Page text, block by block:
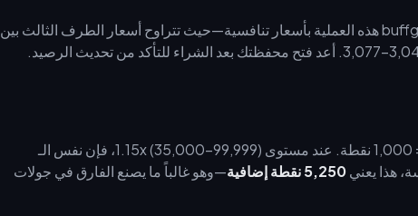
الموثوقة على buffget هذه العملية بأسعار تنافسية—حيث تتراوح أسعار الطرف الثالث بين
عند مستوى 1.0x (15,000–34,999)، فإن 1,000 ماسة = 1,000 نقطة. عند مستوى 1.15x (35,000–99,999)، فإن نفس الـ
5,250 نقطة إضافية
—وهو غالباً ما يصنع الفارق في جولات